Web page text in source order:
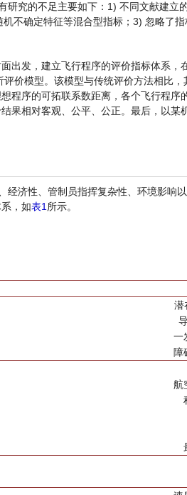
究的不足主要如下：1) 不同文献建立
不确定特征等混合型指标；3) 忽略了
出发，建立飞行程序的评价指标体系，
价模型。该模型与传统评价方法相比，
程序的可拓联系数距离，各个飞行程序
果相对客观、公平、公正。最后，以某
经济性、管制员指挥复杂性、环境影响
，如表1 所示。
潜
一
障
航